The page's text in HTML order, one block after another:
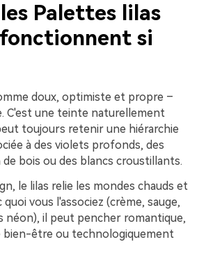
Palettes lilas
si
doux, optimiste et propre –
C'est une teinte naturellement
toujours retenir une hiérarchie
à des violets profonds, des
bois ou des blancs croustillants.
le lilas relie les mondes chauds et
quoi vous l'associez (crème, sauge,
néon), il peut pencher romantique,
bien-être ou technologiquement